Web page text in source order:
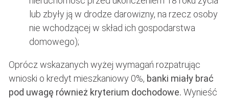
lub zbyły ją w drodze darowizny, na rzecz osoby
nie wchodzącej w skład ich gospodarstwa
domowego);
Oprócz wskazanych wyżej wymagań rozpatrując
wnioski o kredyt mieszkaniowy 0%, banki miały brać
pod uwagę również kryterium dochodowe. Wynieść